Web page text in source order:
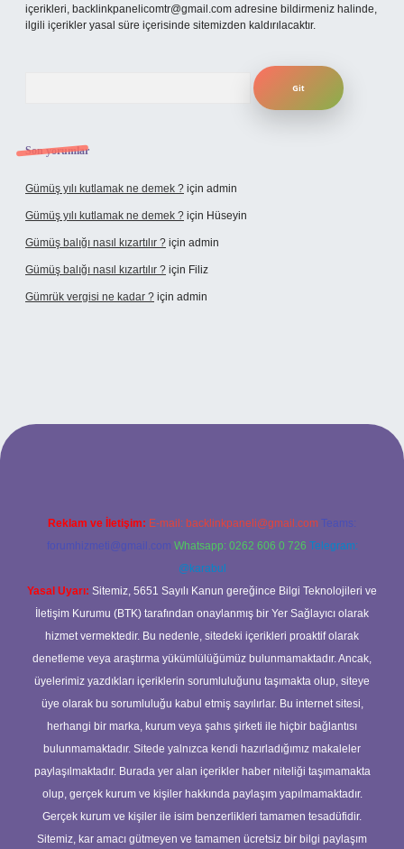
içerikleri, backlinkpanelicomtr@gmail.com adresine bildirmeniz halinde,
ilgili içerikler yasal süre içerisinde sitemizden kaldırılacaktır.
Son yorumlar
Gümüş yılı kutlamak ne demek ? için admin
Gümüş yılı kutlamak ne demek ? için Hüseyin
Gümüş balığı nasıl kızartılır ? için admin
Gümüş balığı nasıl kızartılır ? için Filiz
Gümrük vergisi ne kadar ? için admin
giriş adresi
Reklam ve İletişim: E-mail: backlinkpaneli@gmail.com Teams:
forumhizmeti@gmail.com Whatsapp: 0262 606 0 726 Telegram:
@karabul
Yasal Uyarı: Sitemiz, 5651 Sayılı Kanun gereğince Bilgi Teknolojileri ve
İletişim Kurumu (BTK) tarafından onaylanmış bir Yer Sağlayıcı olarak
hizmet vermektedir. Bu nedenle, sitedeki içerikleri proaktif olarak
denetleme veya araştırma yükümlülüğümüz bulunmamaktadır. Ancak,
üyelerimiz yazdıkları içeriklerin sorumluluğunu taşımakta olup, siteye
üye olarak bu sorumluluğu kabul etmiş sayılırlar. Bu internet sitesi,
herhangi bir marka, kurum veya şahıs şirketi ile hiçbir bağlantısı
bulunmamaktadır. Sitede yalnızca kendi hazırladığımız makaleler
paylaşılmaktadır. Burada yer alan içerikler haber niteliği taşımamakta
olup, gerçek kurum ve kişiler hakkında paylaşım yapılmamaktadır.
Gerçek kurum ve kişiler ile isim benzerlikleri tamamen tesadüfidir.
Sitemiz, kar amacı gütmeyen ve tamamen ücretsiz bir bilgi paylaşım